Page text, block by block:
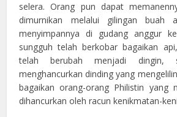
selera. Orang pun dapat
dimurnikan melalui gilingan buah
menyimpannya di gudang anggur
sungguh telah berkobar bagaikan
telah berubah menjadi dingin,
menghancurkan dinding yang
bagaikan orang-orang Philistin yang
dihancurkan oleh racun kenikmatan-